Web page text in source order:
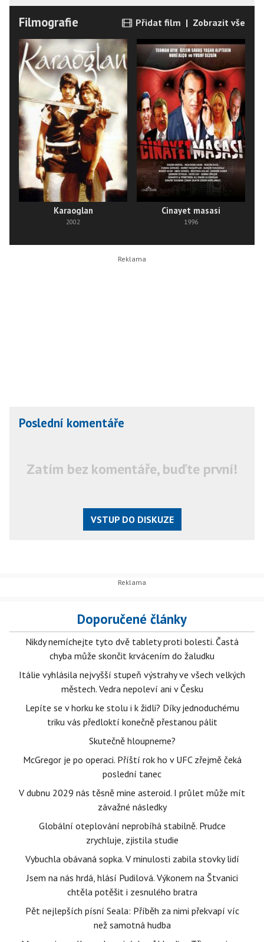
Filmografie Přidat film | Zobrazit vše
Karaoglan
2002
Cinayet masasi
1996
Poslední komentáře
Zatím bez komentáře, buďte první!
VSTUP DO DISKUZE
Doporučené články
Nikdy nemíchejte tyto dvě tablety proti bolesti. Častá
chyba může skončit krvácením do žaludku
Itálie vyhlásila nejvyšší stupeň výstrahy ve všech velkých
městech. Vedra nepoleví ani v Česku
Lepíte se v horku ke stolu i k židli? Díky jednoduchému
triku vás předloktí konečně přestanou pálit
Skutečně hloupneme?
McGregor je po operaci. Příští rok ho v UFC zřejmě čeká
poslední tanec
V dubnu 2029 nás těsně mine asteroid. I průlet může mít
závažné následky
Globální oteplování neprobíhá stabilně. Prudce
zrychluje, zjistila studie
Vybuchla obávaná sopka. V minulosti zabila stovky lidí
Jsem na nás hrdá, hlásí Pudilová. Výkonem na Štvanici
chtěla potěšit i zesnulého bratra
Pět nejlepších písní Seala: Příběh za nimi překvapí víc
než samotná hudba